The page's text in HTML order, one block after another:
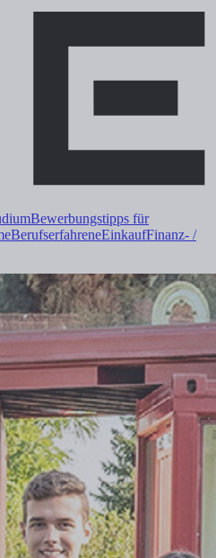
Bewerbungstipps für
BerufserfahreneEinkaufFinanz- /